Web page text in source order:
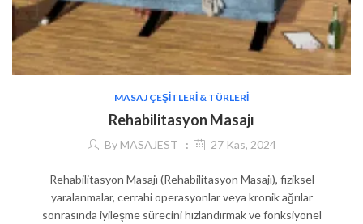
MASAJ ÇEŞITLERI & TÜRLERI
Rehabilitasyon Masajı
By MASAJEST 27 Kas, 2024
Rehabilitasyon Masajı (Rehabilitasyon Masajı), fiziksel
yaralanmalar, cerrahi operasyonlar veya kronik ağrılar
sonrasında iyileşme sürecini hızlandırmak ve fonksiyonel